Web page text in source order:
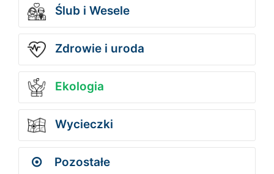
Ślub i Wesele
Zdrowie i uroda
Ekologia
Wycieczki
Pozostałe